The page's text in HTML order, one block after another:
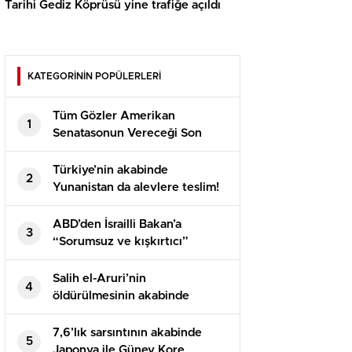
Tarihi Gediz Köprüsü yine trafiğe açıldı
KATEGORİNİN POPÜLERLERİ
1
Tüm Gözler Amerikan
Senatasonun Vereceği Son
Kararda
2
Türkiye’nin akabinde
Yunanistan da alevlere teslim!
Yerleşim yerleri boşaltılmaya
başlandı
3
ABD’den İsrailli Bakan’a
“Sorumsuz ve kışkırtıcı”
suçlaması! Birebir sertlikte
cevap geldi
4
Salih el-Aruri’nin
öldürülmesinin akabinde
Hamas, İsrail ile esir takası ve
ateşkes müzakerelerini
durdurdu
5
7,6’lık sarsıntının akabinde